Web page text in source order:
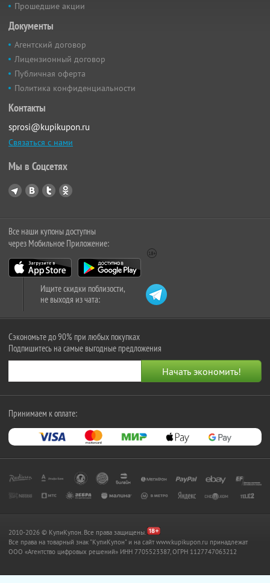
Прошедшие акции
Документы
Агентский договор
Лицензионный договор
Публичная оферта
Политика конфиденциальности
Контакты
sprosi@kupikupon.ru
Связаться с нами
Мы в Соцсетях
Все наши купоны доступны
через Мобильное Приложение:
Ищите скидки поблизости,
не выходя из чата:
Сэкономьте до 90% при любых покупках
Подпишитесь на самые выгодные предложения
Принимаем к оплате:
2010-2026 © КупиКупон. Все права защищены.
Все права на товарный знак "КупиКупон" и на сайт www.kupikupon.ru принадлежат
OOO «Агентство цифровых решений» ИНН 7705523387, ОГРН 1127747063212